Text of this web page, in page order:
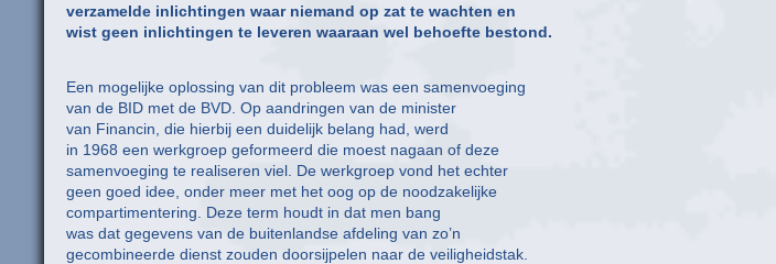
verzamelde inlichtingen waar niemand op zat te wachten en
wist geen inlichtingen te leveren waaraan wel behoefte bestond.
Een mogelijke oplossing van dit probleem was een samenvoeging
van de BID met de BVD. Op aandringen van de minister
van Financin, die hierbij een duidelijk belang had, werd
in 1968 een werkgroep geformeerd die moest nagaan of deze
samenvoeging te realiseren viel. De werkgroep vond het echter
geen goed idee, onder meer met het oog op de noodzakelijke
compartimentering. Deze term houdt in dat men bang
was dat gegevens van de buitenlandse afdeling van zo’n
gecombineerde dienst zouden doorsijpelen naar de veiligheidstak.